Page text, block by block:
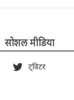
सोशल मीडिया
ट्विटर